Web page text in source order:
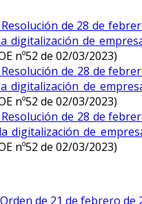
de 28 de
digitalización de
nº52 de 02/03/2023)
de 28 de
digitalización de
nº52 de 02/03/2023)
de 28 de
digitalización de
nº52 de 02/03/2023)
de 21 de febrero